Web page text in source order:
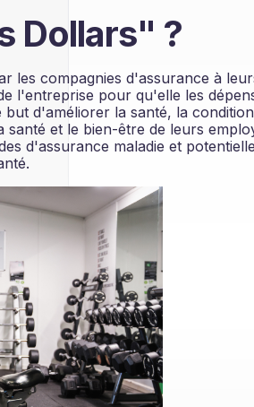
Dollars" ?
les compagnies d'assurance à
l'entreprise pour qu'elle les
d'améliorer la santé, la condition
santé et le bien-être de leurs
d'assurance maladie et